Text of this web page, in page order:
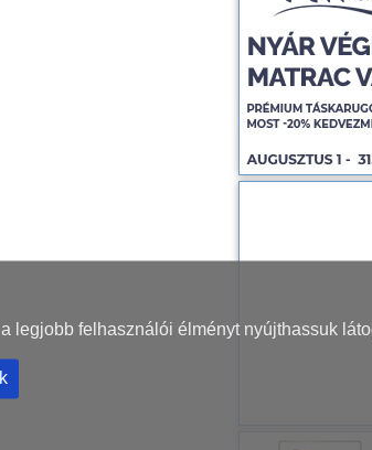
legjobb felhasználói élményt nyújthassuk